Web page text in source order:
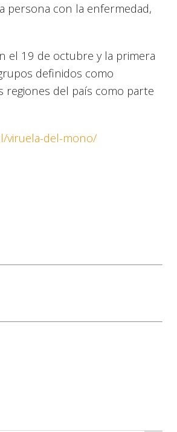
persona con la enfermedad,
el 19 de octubre y la primera
definidos como
regiones del país como parte
viruela-del-mono/